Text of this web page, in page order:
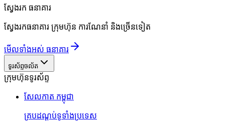
ស្វែងរក ធនាគារ
ស្វែងរកធនាគារ ក្រុមហ៊ុន ការណែនាំ និងច្រើនទៀត
មើលទាំងអស់ ធនាគារ
ទូរស័ព្ទចល័ត
ក្រុមហ៊ុនទូរស័ព្ទ
សែលកាត កម្ពុជា
គ្របដណ្តប់ទូទាំងប្រទេស